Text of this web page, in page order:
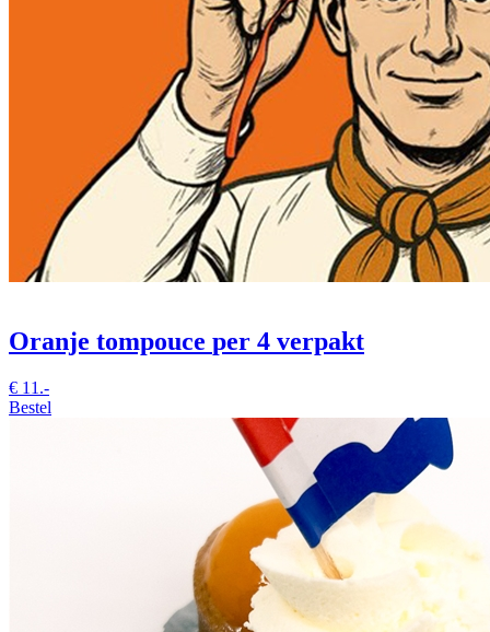
Oranje tompouce per 4 verpakt
€ 11.-
Bestel